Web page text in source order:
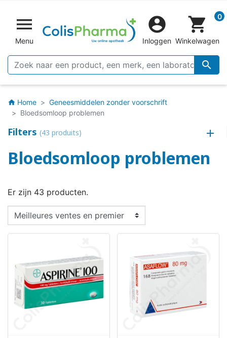

Menu


Inloggen
shopping_cart 0
Winkelwagen
home Home
Geneesmiddelen zonder voorschrift
Bloedsomloop problemen
Filters (43 produits)
Bloedsomloop problemen
Er zijn 43 producten.